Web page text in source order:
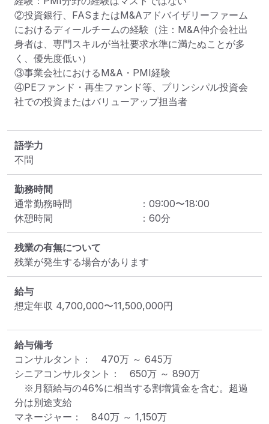
②投資銀行、FASまたはM&Aアドバイザリーファーム
におけるディールチームの経験（注：M&A仲介会社出
身者は、専門スキルが当社要求水準に満たぬことが多
く、優先度低い）
③事業会社におけるM&A・PMI経験
④PEファンド・再生ファンド等、プリンシパル投資会
社での投資またはバリューアップ担当者
語学力
不問
勤務時間
通常勤務時間
： 09:00〜18:00
休憩時間
： 60分
残業の有無について
残業が発生する場合があります
給与
想定年収 4,700,000〜11,500,000円
給与備考
コンサルタント：　470万 ～ 645万
シニアコンサルタント：　650万 ～ 890万
※月額給与の46%に相当する割増賃金を含む。超過
分は別途支給
マネージャー：　840万 ～ 1,150万